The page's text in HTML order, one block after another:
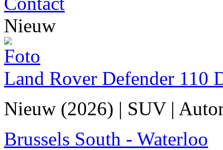
Nieuw
Land Rover Defender 110
Nieuw (2026) | SUV|
Brussels South - Waterloo